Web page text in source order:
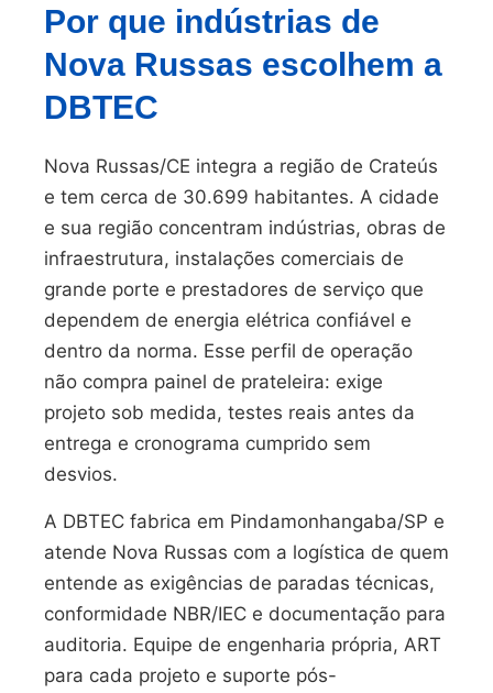
Por que indústrias de
Nova Russas escolhem a
DBTEC
Nova Russas/CE integra a região de Crateús
e tem cerca de 30.699 habitantes. A cidade
e sua região concentram indústrias, obras de
infraestrutura, instalações comerciais de
grande porte e prestadores de serviço que
dependem de energia elétrica confiável e
dentro da norma. Esse perfil de operação
não compra painel de prateleira: exige
projeto sob medida, testes reais antes da
entrega e cronograma cumprido sem
desvios.
A DBTEC fabrica em Pindamonhangaba/SP e
atende Nova Russas com a logística de quem
entende as exigências de paradas técnicas,
conformidade NBR/IEC e documentação para
auditoria. Equipe de engenharia própria, ART
para cada projeto e suporte pós-